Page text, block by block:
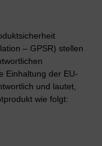
– GPSR) stellen
Einhaltung der EU-
und lautet,
wie folgt: